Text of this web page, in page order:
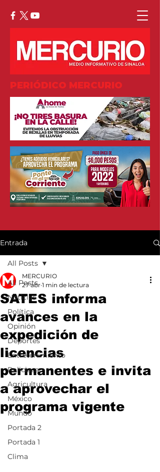
PERIÓDICO MERCURIO
Entrada
All Posts
Noticias
Política
Opinión
Deportes
Entretenimiento
Policiaca
Agricultura
México
Mundo
Portada 2
Portada 1
Clima
All Posts
SATES informa
avances en la
expedición de
licencias
permanentes e invita
a aprovechar el
programa vigente
MERCURIO
27 abr 1 min de lectura